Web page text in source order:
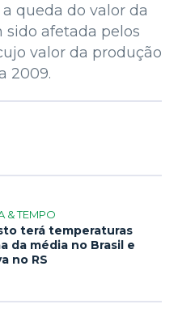
queda do valor da
afetada pelos
valor da produção
2009.
& TEMPO
terá temperaturas
da média no Brasil e
no RS